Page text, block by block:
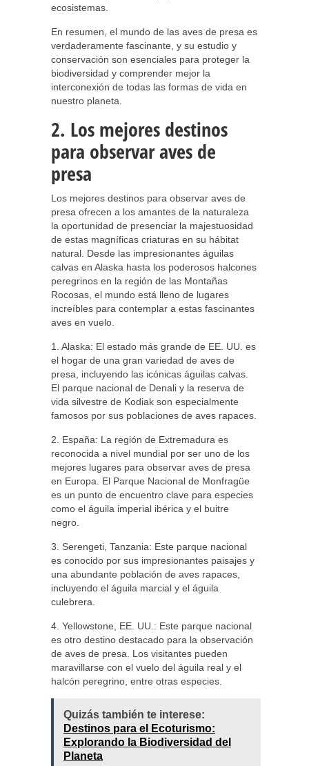
ecosistemas.
En resumen, el mundo de las aves de presa es
verdaderamente fascinante, y su estudio y
conservación son esenciales para proteger la
biodiversidad y comprender mejor la
interconexión de todas las formas de vida en
nuestro planeta.
2. Los mejores destinos
para observar aves de
presa
Los mejores destinos para observar aves de
presa ofrecen a los amantes de la naturaleza
la oportunidad de presenciar la majestuosidad
de estas magníficas criaturas en su hábitat
natural. Desde las impresionantes águilas
calvas en Alaska hasta los poderosos halcones
peregrinos en la región de las Montañas
Rocosas, el mundo está lleno de lugares
increíbles para contemplar a estas fascinantes
aves en vuelo.
1. Alaska: El estado más grande de EE. UU. es
el hogar de una gran variedad de aves de
presa, incluyendo las icónicas águilas calvas.
El parque nacional de Denali y la reserva de
vida silvestre de Kodiak son especialmente
famosos por sus poblaciones de aves rapaces.
2. España: La región de Extremadura es
reconocida a nivel mundial por ser uno de los
mejores lugares para observar aves de presa
en Europa. El Parque Nacional de Monfragüe
es un punto de encuentro clave para especies
como el águila imperial ibérica y el buitre
negro.
3. Serengeti, Tanzania: Este parque nacional
es conocido por sus impresionantes paisajes y
una abundante población de aves rapaces,
incluyendo el águila marcial y el águila
culebrera.
4. Yellowstone, EE. UU.: Este parque nacional
es otro destino destacado para la observación
de aves de presa. Los visitantes pueden
maravillarse con el vuelo del águila real y el
halcón peregrino, entre otras especies.
Quizás también te interese:
Destinos para el Ecoturismo:
Explorando la Biodiversidad del
Planeta